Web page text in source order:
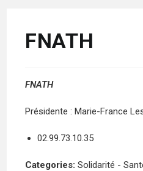
FNATH
FNATH
Présidente : Marie-France
02.99.73.10.35
Categories:Solidarité -